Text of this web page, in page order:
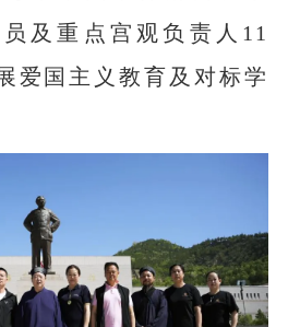
及重点宫观负责人11
爱国主义教育及对标学